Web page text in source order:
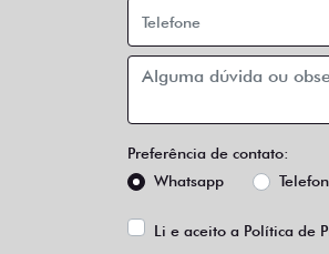
Preferência de contato:
Whatsapp
Li e aceito a Política de